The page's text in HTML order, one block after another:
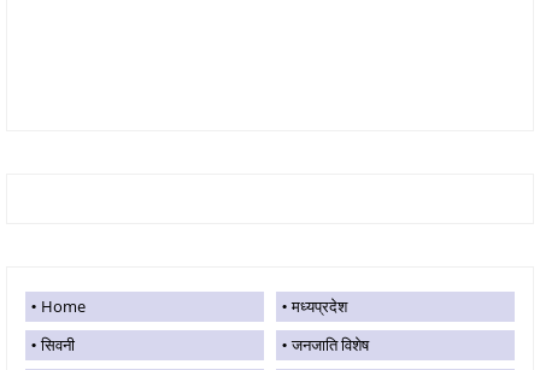
Home
मध्यप्रदेश
सिवनी
जनजाति विशेष